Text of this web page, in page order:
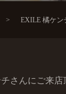
EXILE 橘ケン
さんにご来店